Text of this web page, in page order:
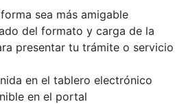
sea más amigable
del formato y carga de la
presentar tu trámite o servicio
en el tablero electrónico
en el portal